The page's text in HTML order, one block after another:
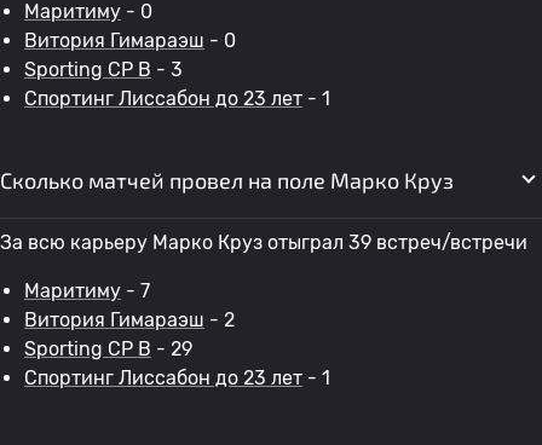
Маритиму - 0
Витория Гимараэш - 0
Sporting CP B - 3
Спортинг Лиссабон до 23 лет - 1
Сколько матчей провел на поле Марко Круз
За всю карьеру Марко Круз отыграл 39 встреч/встречи
Маритиму - 7
Витория Гимараэш - 2
Sporting CP B - 29
Спортинг Лиссабон до 23 лет - 1